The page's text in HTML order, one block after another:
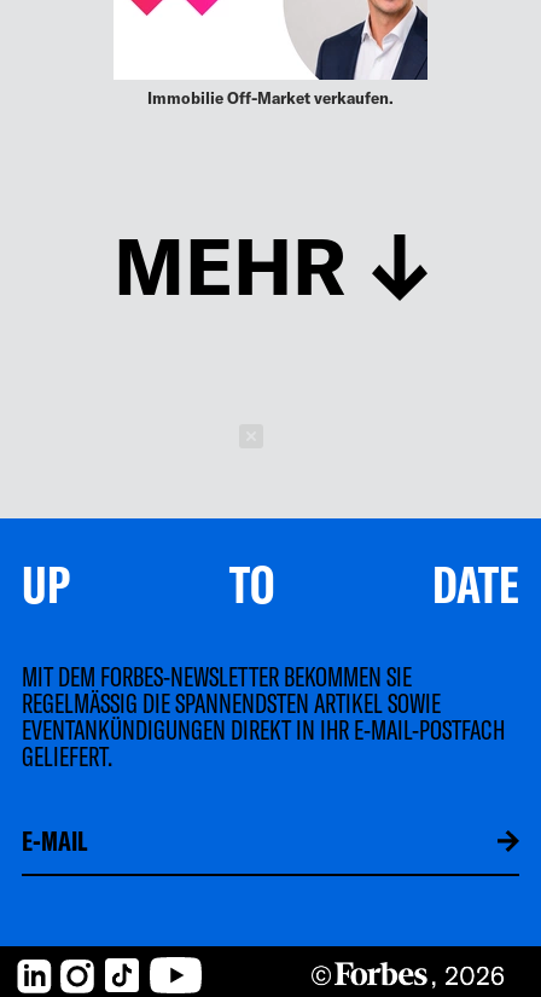
Immobilie Off-Market verkaufen.
MEHR
UP TO DATE
MIT DEM FORBES-NEWSLETTER BEKOMMEN SIE
REGELMÄSSIG DIE SPANNENDSTEN ARTIKEL SOWIE
EVENTANKÜNDIGUNGEN DIREKT IN IHR E-MAIL-POSTFACH
GELIEFERT.
LinkedInInstagram
TikTok